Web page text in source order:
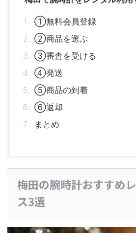
①無料会員登録
②商品を選ぶ
③審査を受ける
④発送
⑤商品の到着
⑥返却
まとめ
梅田の腕時計おすすめ
ス3選